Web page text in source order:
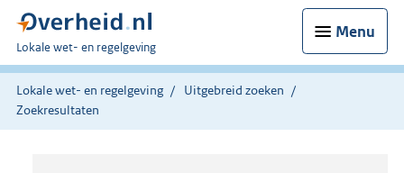
Menu
U
bent
hier:
Lokale wet- en regelgeving
Lokale wet- en regelgeving
Uitgebreid zoeken
Zoekresultaten